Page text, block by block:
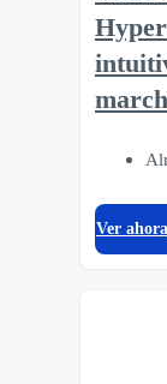
Ver ahora